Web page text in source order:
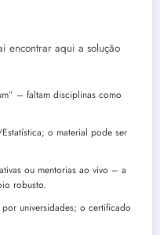
encontrar aqui a solução
– faltam disciplinas como
o material pode ser
ou mentorias ao vivo – a
robusto.
universidades; o certificado